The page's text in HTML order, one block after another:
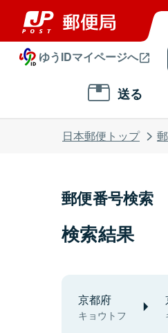
ゆうIDマイページへ
送る
日本郵便トップ
郵便番号検索
検索結果
京都府
キョウトフ